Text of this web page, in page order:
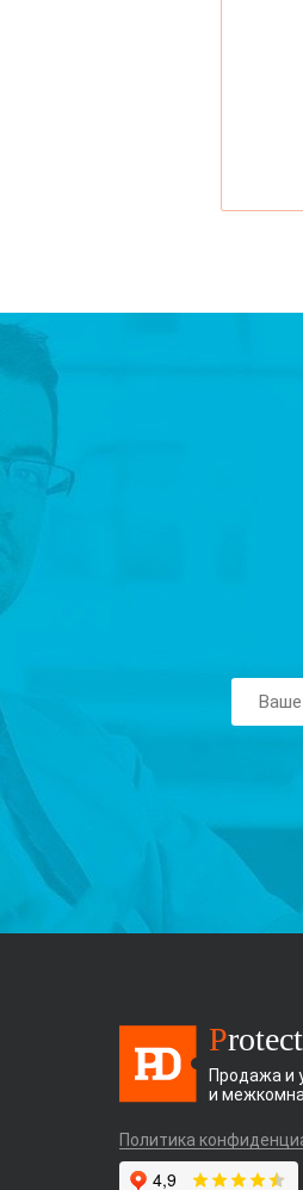
Protect
Продажа и
и
Политика